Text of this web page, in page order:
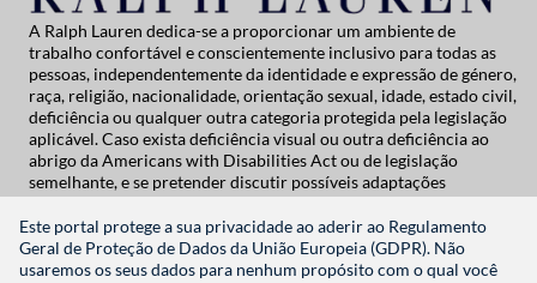
Este portal protege a sua privacidade ao aderir ao Regulamento
Geral de Proteção de Dados da União Europeia (GDPR). Não
usaremos os seus dados para nenhum propósito com o qual você
A Ralph Lauren dedica-se a proporcionar um ambiente de
trabalho confortável e conscientemente inclusivo para todas as
pessoas, independentemente da identidade e expressão de género,
raça, religião, nacionalidade, orientação sexual, idade, estado civil,
deficiência ou qualquer outra categoria protegida pela legislação
aplicável. Caso exista deficiência visual ou outra deficiência ao
abrigo da Americans with Disabilities Act ou de legislação
semelhante, e se pretender discutir possíveis adaptações
relacionadas com a candidatura a um emprego na Ralph Lauren,
contacte a Global People Practices através de
globalpeoplepractices@ralphlauren.com
Para todas as outras questões de apoio relacionadas com a